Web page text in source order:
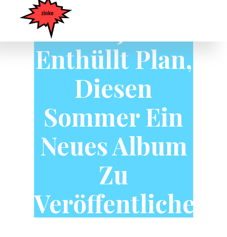
Enthüllt Plan,
Diesen
Sommer Ein
Neues Album
Zu
Veröffentlichen